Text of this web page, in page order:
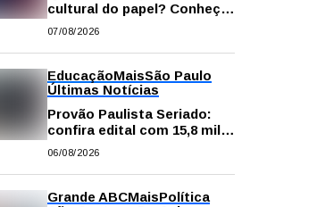
cultural do papel? Conheça
os principais editais
07/08/2026
EducaçãoMaisSão Paulo
Últimas Notícias
Provão Paulista Seriado:
confira edital com 15,8 mil
vagas para ensino superior
06/08/2026
Grande ABCMaisPolítica